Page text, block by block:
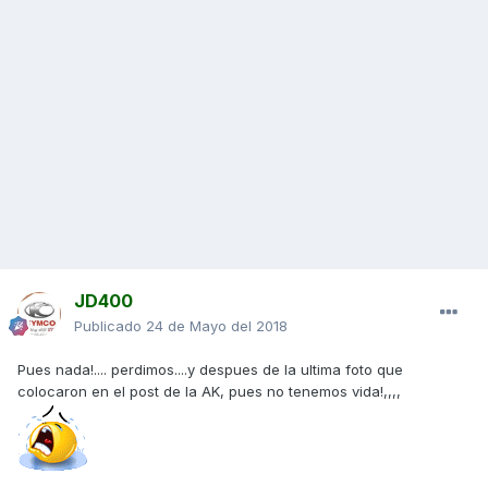
JD400
Publicado 24 de Mayo del 2018
Pues nada!.... perdimos....y despues de la ultima foto que
colocaron en el post de la AK, pues no tenemos vida!,,,,